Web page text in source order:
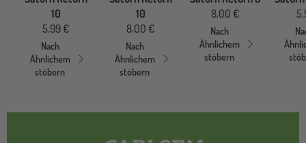
10
5,99 €
Nach
Ähnlichem
stöbern
10
8,00 €
Nach
Ähnlichem
stöbern
8,00 €
Nach
Ähnlichem
stöbern